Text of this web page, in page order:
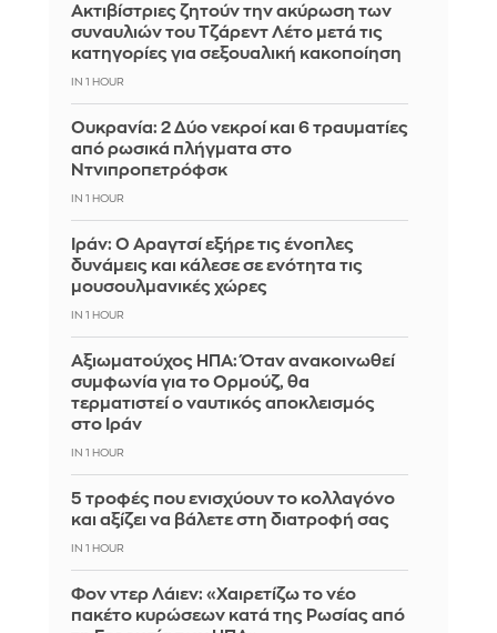
Ακτιβίστριες ζητούν την ακύρωση των
συναυλιών του Τζάρεντ Λέτο μετά τις
κατηγορίες για σεξουαλική κακοποίηση
IN 1 HOUR
Ουκρανία: 2 Δύο νεκροί και 6 τραυματίες
από ρωσικά πλήγματα στο
Ντνιπροπετρόφσκ
IN 1 HOUR
Ιράν: Ο Αραγτσί εξήρε τις ένοπλες
δυνάμεις και κάλεσε σε ενότητα τις
μουσουλμανικές χώρες
IN 1 HOUR
Αξιωματούχος ΗΠΑ: Όταν ανακοινωθεί
συμφωνία για το Ορμούζ, θα
τερματιστεί ο ναυτικός αποκλεισμός
στο Ιράν
IN 1 HOUR
5 τροφές που ενισχύουν το κολλαγόνο
και αξίζει να βάλετε στη διατροφή σας
IN 1 HOUR
Φον ντερ Λάιεν: «Χαιρετίζω το νέο
πακέτο κυρώσεων κατά της Ρωσίας από